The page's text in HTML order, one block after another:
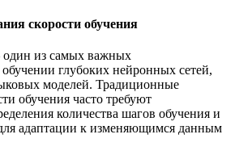
скорости обучения
из самых важных
глубоких нейронных сетей,
моделей. Традиционные
обучения часто требуют
количества шагов обучения и
адаптации к изменяющимся данным